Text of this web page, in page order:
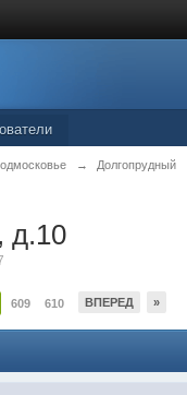
→ Долгопрудный
д.10
609 610 ВПЕРЕД »